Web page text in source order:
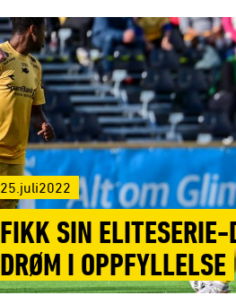
25.juli2022
FIKK SIN
DRØM I OPPFYLLELSE